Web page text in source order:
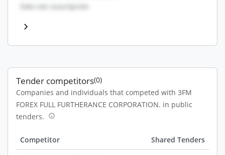
Solo con suscripcion
Tender competitors(0)
Companies and individuals that competed with 3FM
FOREX FULL FURTHERANCE CORPORATION. in public
tenders.
Competitor Shared Tenders